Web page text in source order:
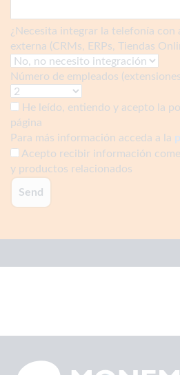
¿Necesita integrar la telefonía con
externa (CRMs, ERPs, Tiendas
Número de empleados
He leído, entiendo y acepto la
página
Para más información acceda a la
Acepto recibir información
y productos relacionados